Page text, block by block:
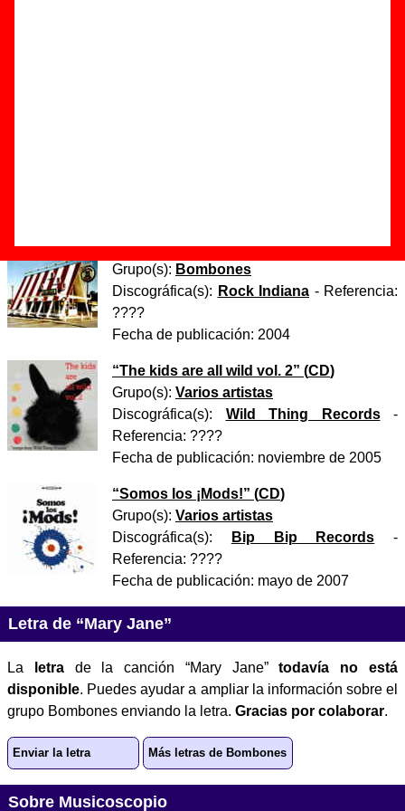
“Bombones” (CD)
Grupo(s): Bombones
Discográfica(s): Rock Indiana - Referencia:
????
Fecha de publicación: 2004
“The kids are all wild vol. 2” (CD)
Grupo(s): Varios artistas
Discográfica(s): Wild Thing Records-
Referencia: ????
Fecha de publicación: noviembre de 2005
“Somos los ¡Mods!” (CD)
Grupo(s): Varios artistas
Discográfica(s):
Bip Bip Records -
Referencia: ????
Fecha de publicación: mayo de 2007
Letra de “Mary Jane”
La letrade la canción “Mary Jane”todavía no está
disponible. Puedes ayudar a ampliar la información sobre el
grupo Bombones enviando la letra. Gracias por colaborar.
Enviar la letra Más letras de Bombones
Sobre Musicoscopio